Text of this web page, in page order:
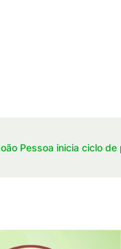
Pessoa inicia ciclo